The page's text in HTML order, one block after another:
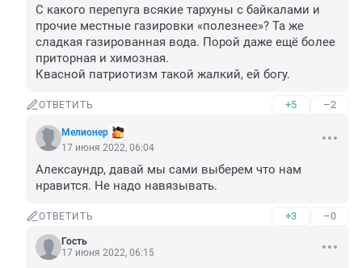
С какого перепуга всякие тархуны с байкалами и
прочие местные газировки «полезнее»? Та же
сладкая газированная вода. Порой даже ещё более
приторная и химозная.
Квасной патриотизм такой жалкий, ей богу.
ОТВЕТИТЬ +5 –2
Мелионер
17 июня 2022, 06:04
Алексаyндр, давай мы сами выберем что нам
нравится. Не надо навязывать.
ОТВЕТИТЬ +3 –0
Гость
17 июня 2022, 06:15